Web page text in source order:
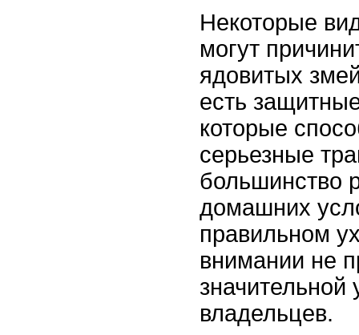
Некоторые
могут
ядовитых
есть
которые
серьезные
большинство
домашних
правильном
внимании не
значительной
владельцев.